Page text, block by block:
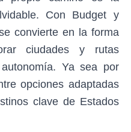
Con Budget y
convierte en la forma
ciudades y rutas
Ya sea por
opciones adaptadas
clave de Estados